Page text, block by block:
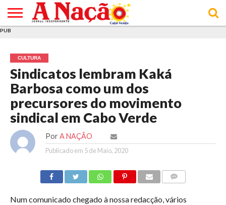
E DE
COOKIES
DE
UTILIZAÇÃO
PUB
CULTURA
Sindicatos lembram Kaká
Barbosa como um dos
precursores do movimento
sindical em Cabo Verde
Por A NAÇÃO
Publicado em 5 de Maio, 2020
Num comunicado chegado à nossa redacção, vários